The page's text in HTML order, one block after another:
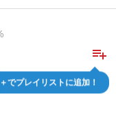
playlist_add
＋でプレイリストに追加！